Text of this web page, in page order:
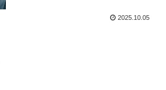
2025.10.05